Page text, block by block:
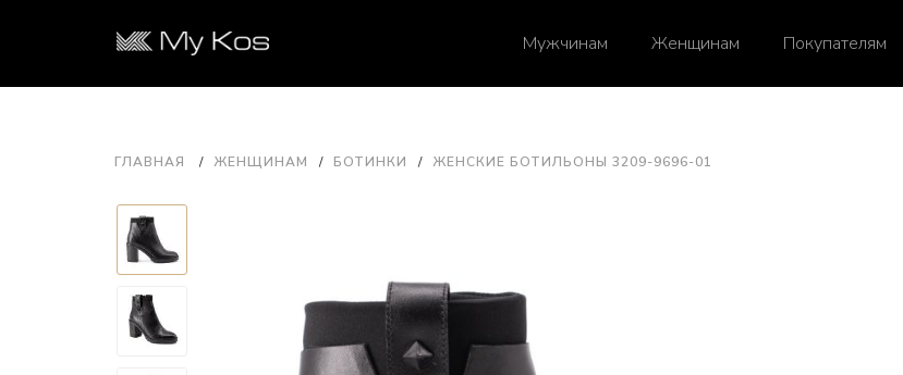
Мужчинам Женщинам Покупателям
ГЛАВНАЯ ЖЕНЩИНАМ БОТИНКИ ЖЕНСКИЕ БОТИЛЬОНЫ 3209-9696-01